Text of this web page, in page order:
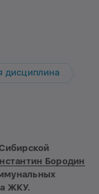
дисциплина
Бородин
ЖКУ.